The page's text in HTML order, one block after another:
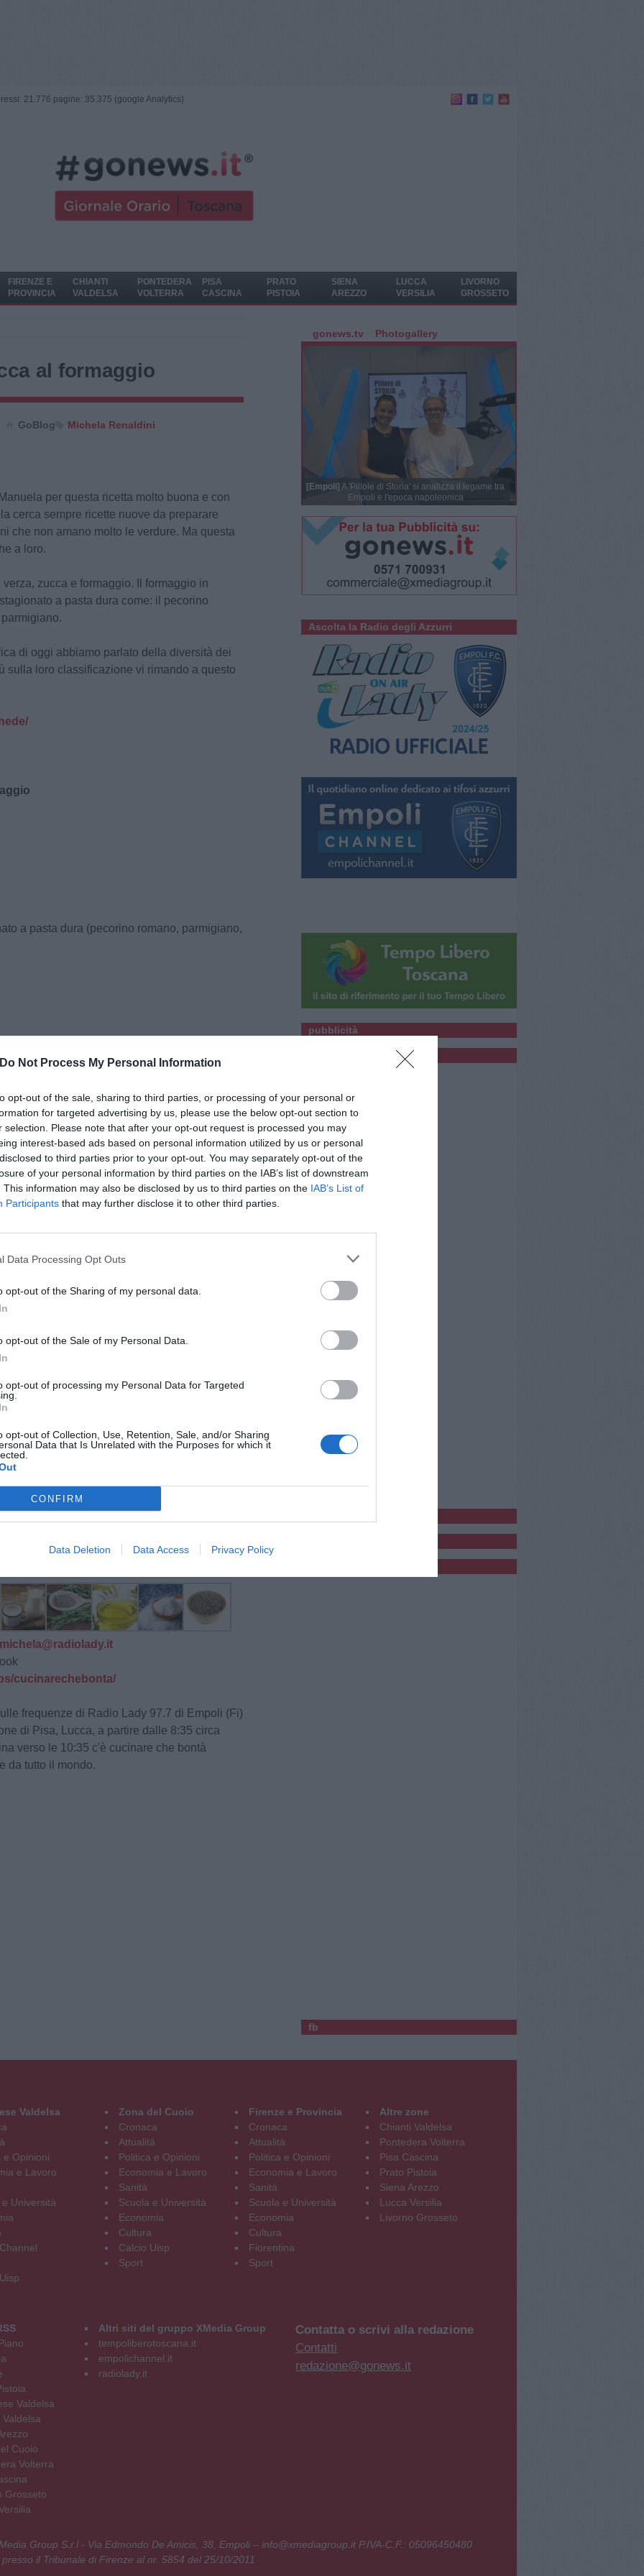
Do Not Process My Personal Information
opt-out of the sale, sharing to third parties, or processing of your personal or
for targeted advertising by us, please use the below opt-out section to
selection. Please note that after your opt-out request is processed you may
interest-based ads based on personal information utilized by us or personal
to third parties prior to your opt-out. You may separately opt-out of the
of your personal information by third parties on the IAB’s list of downstream
This information may also be disclosed by us to third parties on the IAB’s List of
Participants that may further disclose it to other third parties.
Data Processing Opt Outs
opt-out of the Sharing of my personal data.
opt-out of the Sale of my Personal Data.
opt-out of processing my Personal Data for Targeted
opt-out of Collection, Use, Retention, Sale, and/or Sharing
Data that Is Unrelated with the Purposes for which it
CONFIRM
Data Deletion Data Access Privacy Policy
21.776 pagine: 35.375 (google Analytics)
FIRENZE E
PROVINCIA
CHIANTI
VALDELSA
PONTEDERA
VOLTERRA
PISA
CASCINA
PRATO
PISTOIA
SIENA
AREZZO
LUCCA
VERSILIA
LIVORNO
GROSSETO
al formaggio
GoBlog Michela Renaldini
per questa ricetta molto buona e con
cerca sempre ricette nuove da preparare
che non amano molto le verdure. Ma questa
a loro.
zucca e formaggio. Il formaggio in
a pasta dura come: il pecorino
di oggi abbiamo parlato della diversità dei
sulla loro classificazione vi rimando a questo
a pasta dura (pecorino romano, parmigiano,
di oliva
della buccia e dei semi. Tagliatela a fette e
da forno, cospargile con olio e rosmarino e
minuti fino a doratura. Nel frattempo riempite
e portate a ebollizione, salate e immergete
per circa 2 minuti. Una volta morbide,
tamponandole con carta assorbente.
deve essere caldo ma non bollire,
frullatore a immersione e aggiungi il
(tenete da parte due cucchiaiate) e frullate
simile a besciamella.
in frigorifero e fatelo raffreddare
ma non più calda, frullate o schiacciate la
ad ottenere una crema. Condite con sale e
di verza della costa centrale (se volete
e distribuite un paio di cucchiaiate di
la crema di formaggio, una volta fredda,
le mani. Adagiate una pallina su ogni foglia di
zucca, avvolgete la foglia a creare un
in una pirofila, cospargete con il formaggio
tenuto da parte, un filo di olio e
12 minuti fino a doratura.
michela@radiolady.it
cucinarechebonta/
frequenze di Radio Lady 97.7 di Empoli (Fi)
di Pisa, Lucca, a partire dalle 8:35 circa
verso le 10:35 c'è cucinare che bontà
da tutto il mondo.
gonews.tv Photogallery
[Empoli] A 'Pillole di Storia' si analizza il legame tra
Empoli e l'epoca napoleonica
Ascolta la Radio degli Azzurri
pubblicità
fb
Valdelsa
e Opinioni
e Lavoro
e Università
Zona del Cuoio
Cronaca
Attualità
Politica e Opinioni
Economia e Lavoro
Sanità
Scuola e Università
Economia
Cultura
Calcio Uisp
Sport
Firenze e Provincia
Cronaca
Attualità
Politica e Opinioni
Economia e Lavoro
Sanità
Scuola e Università
Economia
Cultura
Fiorentina
Sport
Altre zone
Chianti Valdelsa
Pontedera Volterra
Pisa Cascina
Prato Pistoia
Siena Arezzo
Lucca Versilia
Livorno Grosseto
Valdelsa
Valdelsa
Cuoio
Volterra
Grosseto
Altri siti del gruppo XMedia Group
tempoliberotoscana.it
empolichannel.it
radiolady.it
Contatta o scrivi alla redazione
Contatti
redazione@gonews.it
Group S.r.l - Via Edmondo De Amicis, 38, Empoli – info@xmediagroup.it P.IVA-C.F.: 05096450480
il Tribunale di Firenze al nr. 5854 del 25/10/2011